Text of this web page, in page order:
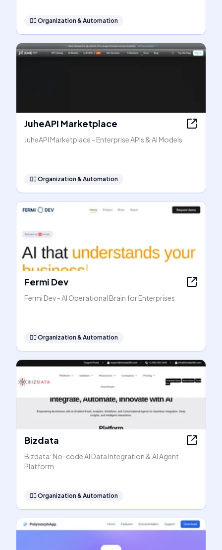
🧞‍♂️ Organization & Automation
JuheAPI Marketplace
JuheAPI Marketplace - Enterprise APIs & AI Models
🧞‍♂️ Organization & Automation
Fermi Dev
Fermi Dev - AI Operational Brain for Enterprises
🧞‍♂️ Organization & Automation
Bizdata
Bizdata: No-code AI Data Integration & AI Agent
Platform
🧞‍♂️ Organization & Automation